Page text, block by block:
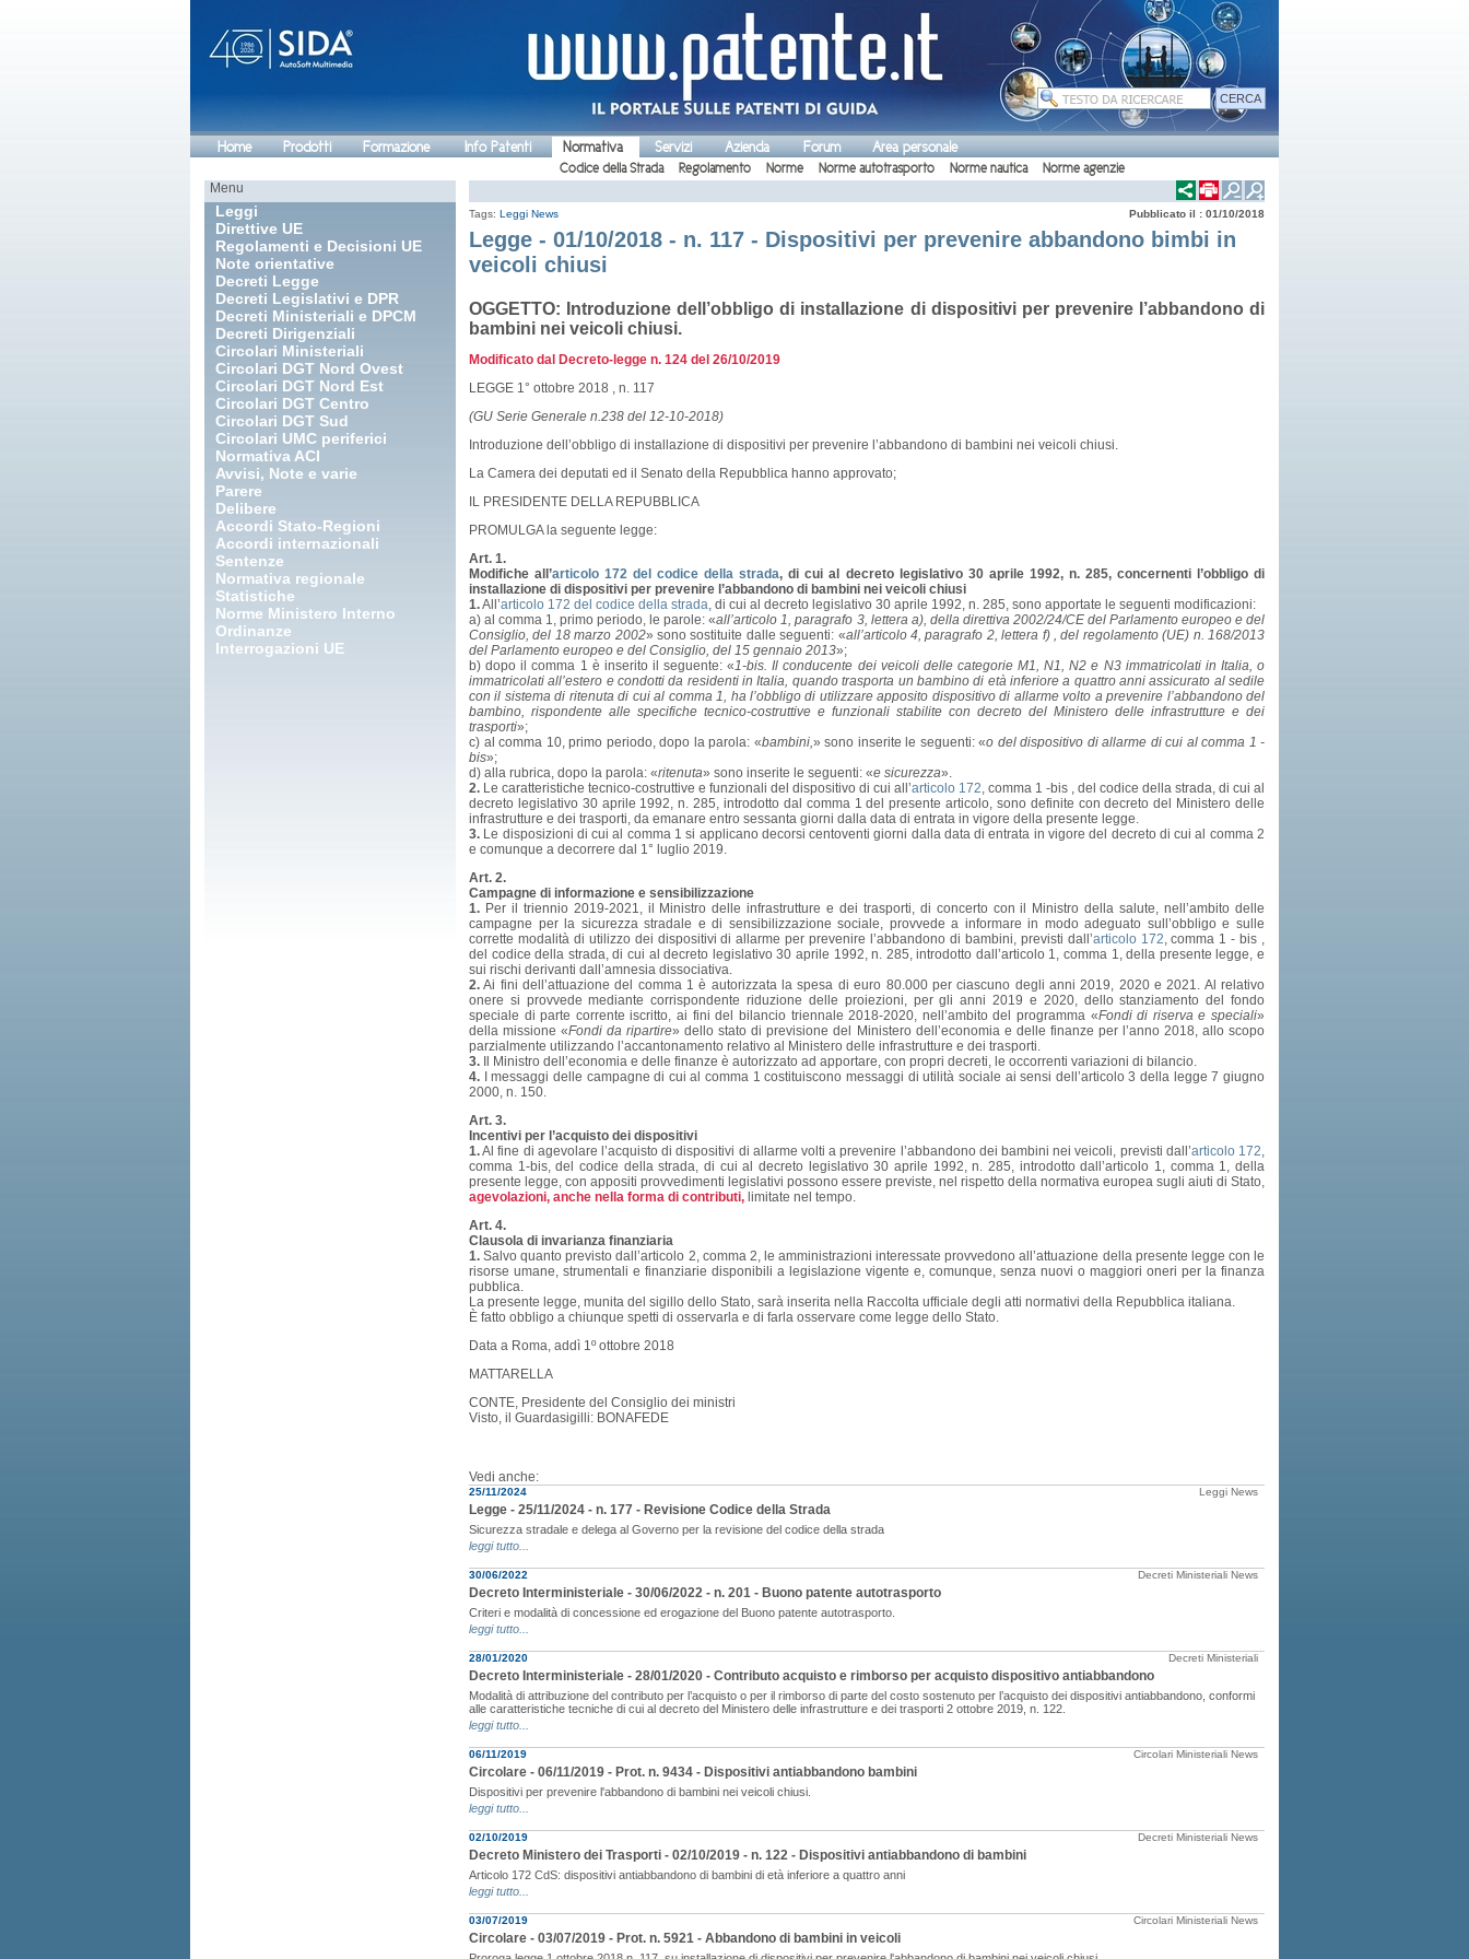
Home Prodotti Formazione Info Patenti Normativa Servizi Azienda Forum Area personale
Codice della Strada Regolamento Norme Norme autotrasporto Norme nautica
Norme agenzie
Menu
Leggi
Direttive UE
Regolamenti e Decisioni UE
Note orientative
Decreti Legge
Decreti Legislativi e DPR
Decreti Ministeriali e DPCM
Decreti Dirigenziali
Circolari Ministeriali
Circolari DGT Nord Ovest
Circolari DGT Nord Est
Circolari DGT Centro
Circolari DGT Sud
Circolari UMC periferici
Normativa ACI
Avvisi, Note e varie
Parere
Delibere
Accordi Stato-Regioni
Accordi internazionali
Sentenze
Normativa regionale
Statistiche
Norme Ministero Interno
Ordinanze
Interrogazioni UE
Pubblicato il : 01/10/2018
Tags: Leggi News
Legge - 01/10/2018 - n. 117 - Dispositivi per prevenire abbandono bimbi in
veicoli chiusi
OGGETTO: Introduzione dell’obbligo di installazione di dispositivi per prevenire l’abbandono di
bambini nei veicoli chiusi.
Modificato dal Decreto-legge n. 124 del 26/10/2019
LEGGE 1° ottobre 2018 , n. 117
(GU Serie Generale n.238 del 12-10-2018)
Introduzione dell’obbligo di installazione di dispositivi per prevenire l’abbandono di bambini nei veicoli chiusi.
La Camera dei deputati ed il Senato della Repubblica hanno approvato;
IL PRESIDENTE DELLA REPUBBLICA
PROMULGA la seguente legge:
Art. 1.
Modifiche all’articolo 172 del codice della strada, di cui al decreto legislativo 30 aprile 1992, n. 285, concernenti l’obbligo di
installazione di dispositivi per prevenire l’abbandono di bambini nei veicoli chiusi
1.All’articolo 172 del codice della strada, di cui al decreto legislativo 30 aprile 1992, n. 285, sono apportate le seguenti modificazioni:
a) al comma 1, primo periodo, le parole: «all’articolo 1, paragrafo 3, lettera a), della direttiva 2002/24/CE del Parlamento europeo e del
Consiglio, del 18 marzo 2002» sono sostituite dalle seguenti: «all’articolo 4, paragrafo 2, lettera f) , del regolamento (UE) n. 168/2013
del Parlamento europeo e del Consiglio, del 15 gennaio 2013»;
b) dopo il comma 1 è inserito il seguente: «1-bis. Il conducente dei veicoli delle categorie M1, N1, N2 e N3 immatricolati in Italia, o
immatricolati all’estero e condotti da residenti in Italia, quando trasporta un bambino di età inferiore a quattro anni assicurato al sedile
con il sistema di ritenuta di cui al comma 1, ha l’obbligo di utilizzare apposito dispositivo di allarme volto a prevenire l’abbandono del
bambino, rispondente alle specifiche tecnico-costruttive e funzionali stabilite con decreto del Ministero delle infrastrutture e dei
trasporti»;
c) al comma 10, primo periodo, dopo la parola: «bambini,» sono inserite le seguenti: «o del dispositivo di allarme di cui al comma 1 -
bis»;
d) alla rubrica, dopo la parola: «ritenuta» sono inserite le seguenti: «e sicurezza».
2. Le caratteristiche tecnico-costruttive e funzionali del dispositivo di cui all’articolo 172, comma 1 -bis , del codice della strada, di cui al
decreto legislativo 30 aprile 1992, n. 285, introdotto dal comma 1 del presente articolo, sono definite con decreto del Ministero delle
infrastrutture e dei trasporti, da emanare entro sessanta giorni dalla data di entrata in vigore della presente legge.
3. Le disposizioni di cui al comma 1 si applicano decorsi centoventi giorni dalla data di entrata in vigore del decreto di cui al comma 2
e comunque a decorrere dal 1° luglio 2019.
Art. 2.
Campagne di informazione e sensibilizzazione
1. Per il triennio 2019-2021, il Ministro delle infrastrutture e dei trasporti, di concerto con il Ministro della salute, nell’ambito delle
campagne per la sicurezza stradale e di sensibilizzazione sociale, provvede a informare in modo adeguato sull’obbligo e sulle
corrette modalità di utilizzo dei dispositivi di allarme per prevenire l’abbandono di bambini, previsti dall’articolo 172, comma 1 - bis ,
del codice della strada, di cui al decreto legislativo 30 aprile 1992, n. 285, introdotto dall’articolo 1, comma 1, della presente legge, e
sui rischi derivanti dall’amnesia dissociativa.
2. Ai fini dell’attuazione del comma 1 è autorizzata la spesa di euro 80.000 per ciascuno degli anni 2019, 2020 e 2021. Al relativo
onere si provvede mediante corrispondente riduzione delle proiezioni, per gli anni 2019 e 2020, dello stanziamento del fondo
speciale di parte corrente iscritto, ai fini del bilancio triennale 2018-2020, nell’ambito del programma «Fondi di riserva e speciali»
della missione «Fondi da ripartire» dello stato di previsione del Ministero dell’economia e delle finanze per l’anno 2018, allo scopo
parzialmente utilizzando l’accantonamento relativo al Ministero delle infrastrutture e dei trasporti.
3. Il Ministro dell’economia e delle finanze è autorizzato ad apportare, con propri decreti, le occorrenti variazioni di bilancio.
4. I messaggi delle campagne di cui al comma 1 costituiscono messaggi di utilità sociale ai sensi dell’articolo 3 della legge 7 giugno
2000, n. 150.
Art. 3.
Incentivi per l’acquisto dei dispositivi
1.Al fine di agevolare l’acquisto di dispositivi di allarme volti a prevenire l’abbandono dei bambini nei veicoli, previsti dall’articolo 172,
comma 1-bis, del codice della strada, di cui al decreto legislativo 30 aprile 1992, n. 285, introdotto dall’articolo 1, comma 1, della
presente legge, con appositi provvedimenti legislativi possono essere previste, nel rispetto della normativa europea sugli aiuti di Stato,
agevolazioni, anche nella forma di contributi, limitate nel tempo.
Art. 4.
Clausola di invarianza finanziaria
1. Salvo quanto previsto dall’articolo 2, comma 2, le amministrazioni interessate provvedono all’attuazione della presente legge con le
risorse umane, strumentali e finanziarie disponibili a legislazione vigente e, comunque, senza nuovi o maggiori oneri per la finanza
pubblica.
La presente legge, munita del sigillo dello Stato, sarà inserita nella Raccolta ufficiale degli atti normativi della Repubblica italiana.
È fatto obbligo a chiunque spetti di osservarla e di farla osservare come legge dello Stato.
Data a Roma, addì 1º ottobre 2018
MATTARELLA
CONTE, Presidente del Consiglio dei ministri
Visto, il Guardasigilli: BONAFEDE
Vedi anche:
25/11/2024 Leggi News
Legge - 25/11/2024 - n. 177 - Revisione Codice della Strada
Sicurezza stradale e delega al Governo per la revisione del codice della strada
leggi tutto...
30/06/2022 Decreti Ministeriali News
Decreto Interministeriale - 30/06/2022 - n. 201 - Buono patente autotrasporto
Criteri e modalità di concessione ed erogazione del Buono patente autotrasporto.
leggi tutto...
28/01/2020 Decreti Ministeriali
Decreto Interministeriale - 28/01/2020 - Contributo acquisto e rimborso per acquisto dispositivo antiabbandono
Modalità di attribuzione del contributo per l’acquisto o per il rimborso di parte del costo sostenuto per l’acquisto dei dispositivi antiabbandono, conformi
alle caratteristiche tecniche di cui al decreto del Ministero delle infrastrutture e dei trasporti 2 ottobre 2019, n. 122.
leggi tutto...
06/11/2019 Circolari Ministeriali News
Circolare - 06/11/2019 - Prot. n. 9434 - Dispositivi antiabbandono bambini
Dispositivi per prevenire l'abbandono di bambini nei veicoli chiusi.
leggi tutto...
02/10/2019 Decreti Ministeriali News
Decreto Ministero dei Trasporti - 02/10/2019 - n. 122 - Dispositivi antiabbandono di bambini
Articolo 172 CdS: dispositivi antiabbandono di bambini di età inferiore a quattro anni
leggi tutto...
03/07/2019 Circolari Ministeriali News
Circolare - 03/07/2019 - Prot. n. 5921 - Abbandono di bambini in veicoli